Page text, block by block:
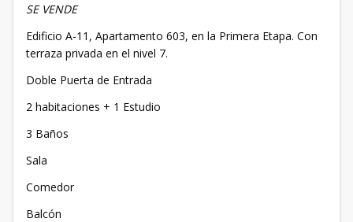
SE VENDE
Edificio A-11, Apartamento 603, en la Primera Etapa. Con
terraza privada en el nivel 7.
Doble Puerta de Entrada
2 habitaciones + 1 Estudio
3 Baños
Sala
Comedor
Balcón